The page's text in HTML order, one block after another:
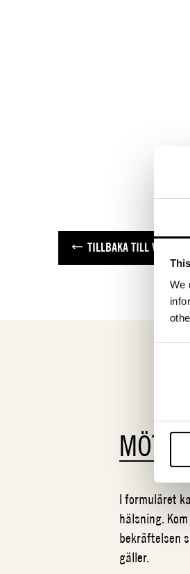
We
TILLBAKA TILL
I formuläret
hälsning.
bekräftelsen
gäller.